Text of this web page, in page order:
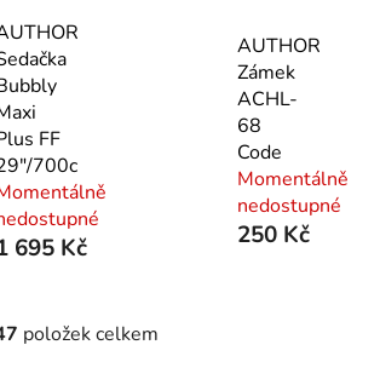
FF
700c
695 Kč
AUTHOR
Zámek
ACHL-
68
Code
Momentálně
nedostupné
250 Kč
položek celkem